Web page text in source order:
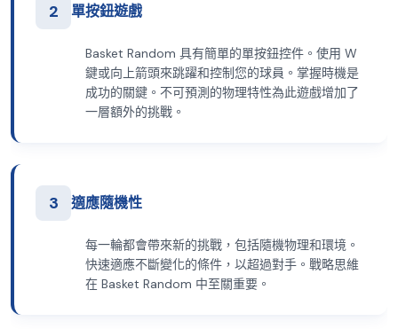
2 單按鈕遊戲
Basket Random 具有簡單的單按鈕控件。使用 W
鍵或向上箭頭來跳躍和控制您的球員。掌握時機是
成功的關鍵。不可預測的物理特性為此遊戲增加了
一層額外的挑戰。
3 適應隨機性
每一輪都會帶來新的挑戰，包括隨機物理和環境。
快速適應不斷變化的條件，以超過對手。戰略思維
在 Basket Random 中至關重要。